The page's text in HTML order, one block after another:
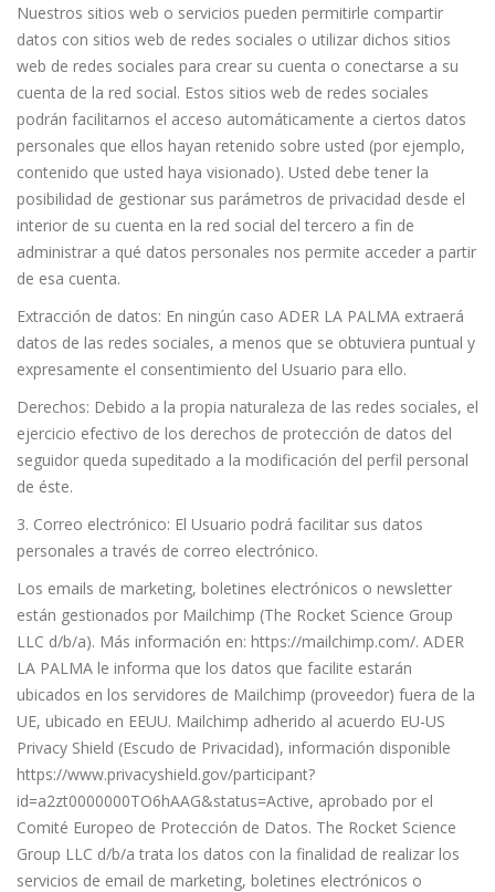
Nuestros sitios web o servicios pueden permitirle compartir
datos con sitios web de redes sociales o utilizar dichos sitios
web de redes sociales para crear su cuenta o conectarse a su
cuenta de la red social. Estos sitios web de redes sociales
podrán facilitarnos el acceso automáticamente a ciertos datos
personales que ellos hayan retenido sobre usted (por ejemplo,
contenido que usted haya visionado). Usted debe tener la
posibilidad de gestionar sus parámetros de privacidad desde el
interior de su cuenta en la red social del tercero a fin de
administrar a qué datos personales nos permite acceder a partir
de esa cuenta.
Extracción de datos: En ningún caso ADER LA PALMA extraerá
datos de las redes sociales, a menos que se obtuviera puntual y
expresamente el consentimiento del Usuario para ello.
Derechos: Debido a la propia naturaleza de las redes sociales, el
ejercicio efectivo de los derechos de protección de datos del
seguidor queda supeditado a la modificación del perfil personal
de éste.
3. Correo electrónico: El Usuario podrá facilitar sus datos
personales a través de correo electrónico.
Los emails de marketing, boletines electrónicos o newsletter
están gestionados por Mailchimp (The Rocket Science Group
LLC d/b/a). Más información en: https://mailchimp.com/. ADER
LA PALMA le informa que los datos que facilite estarán
ubicados en los servidores de Mailchimp (proveedor) fuera de la
UE, ubicado en EEUU. Mailchimp adherido al acuerdo EU-US
Privacy Shield (Escudo de Privacidad), información disponible
https://www.privacyshield.gov/participant?
id=a2zt0000000TO6hAAG&status=Active, aprobado por el
Comité Europeo de Protección de Datos. The Rocket Science
Group LLC d/b/a trata los datos con la finalidad de realizar los
servicios de email de marketing, boletines electrónicos o